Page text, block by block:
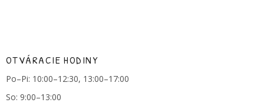
OTVÁRACIE HODINY
Po–Pi: 10:00–12:30, 13:00–17:00
So: 9:00–13:00